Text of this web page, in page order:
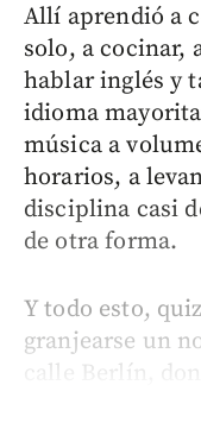
Allí aprendió a
solo, a cocinar,
hablar inglés y
idioma
música a
horarios, a
disciplina casi
de otra forma.
Y todo esto,
granjearse un
calle Berlín,